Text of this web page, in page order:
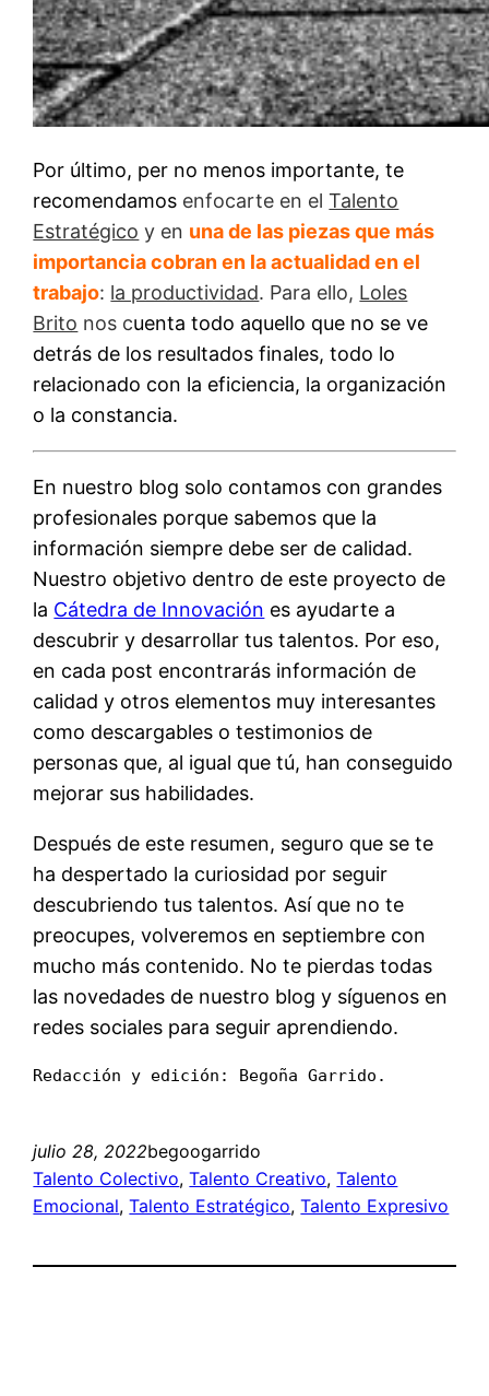
Por último, per no menos importante, te
recomendamos enfocarte en elTalento
Estratégico y en una de las piezas que más
importancia cobran en la actualidad en el
trabajo: la productividad. Para ello, Loles
Brito nos cuenta todo aquello que no se ve
detrás de los resultados finales, todo lo
relacionado con la eficiencia, la organización
o la constancia.
En nuestro blog solo contamos con grandes
profesionales porque sabemos que la
información siempre debe ser de calidad.
Nuestro objetivo dentro de este proyecto de
la Cátedra de Innovación es ayudarte a
descubrir y desarrollar tus talentos. Por eso,
en cada post encontrarás información de
calidad y otros elementos muy interesantes
como descargables o testimonios de
personas que, al igual que tú, han conseguido
mejorar sus habilidades.
Después de este resumen, seguro que se te
ha despertado la curiosidad por seguir
descubriendo tus talentos. Así que no te
preocupes, volveremos en septiembre con
mucho más contenido. No te pierdas todas
las novedades de nuestro blog y síguenos en
redes sociales para seguir aprendiendo.
Redacción y edición: Begoña Garrido.
julio 28, 2022begoogarrido
Talento Colectivo, Talento Creativo, Talento
Emocional, Talento Estratégico, Talento Expresivo